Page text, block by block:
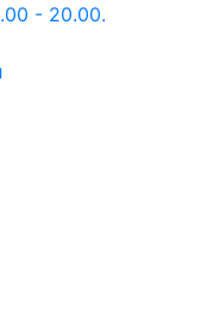
- 20.00.